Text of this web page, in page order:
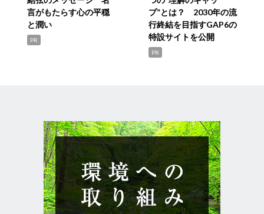
言がもたらす心の平穏
と潤い
PR
プ”とは？ 2030年の流
行終結を目指すGAP6の
特設サイトを公開
PR